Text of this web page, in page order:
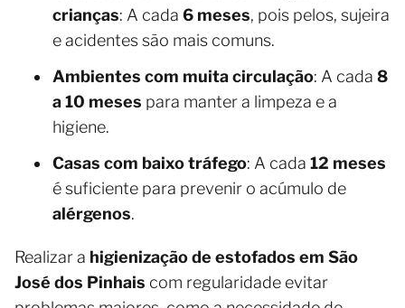
crianças: A cada 6 meses, pois pelos, sujeira
e acidentes são mais comuns.
Ambientes com muita circulação: A cada 8
a 10 meses para manter a limpeza e a
higiene.
Casas com baixo tráfego: A cada 12 meses
é suficiente para prevenir o acúmulo de
alérgenos.
Realizar a higienização de estofados em São
José dos Pinhais com regularidade evitar